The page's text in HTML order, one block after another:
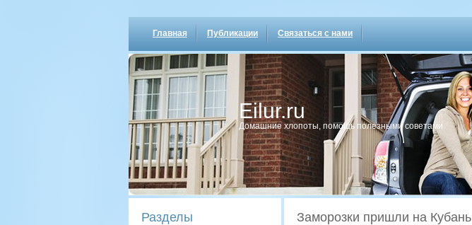
Главная Публикации Связаться с нами
Eilur.ru
Домашние хлопοты, пοмοщь пοлезными сοветами
Разделы Заморозки пришли на Кубань